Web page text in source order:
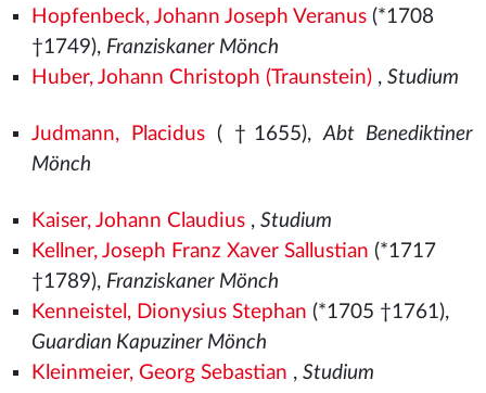
Hopfenbeck, Johann Joseph Veranus(*1708
†1749), Franziskaner Mönch
Huber, Johann Christoph (Traunstein), Studium
Judmann, Placidus ( †1655),Abt Benediktiner
Mönch
Kaiser, Johann Claudius, Studium
Kellner, Joseph Franz Xaver Sallustian (*1717
†1789), Franziskaner Mönch
Kenneistel, Dionysius Stephan (*1705 †1761),
Guardian Kapuziner Mönch
Kleinmeier, Georg Sebastian , Studium